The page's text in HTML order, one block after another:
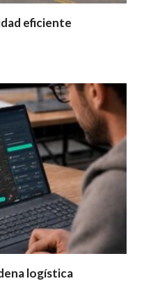
eficiente
logística